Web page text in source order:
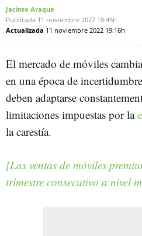
Jacinto Araque
Publicada 11 noviembre 2022 18:45h
Actualizada 11 noviembre 2022 19:16h
El mercado de móviles
en una época de
deben adaptarse
limitaciones impuestas por la
la carestía.
[Las ventas de móviles
trimestre consecutivo a nivel